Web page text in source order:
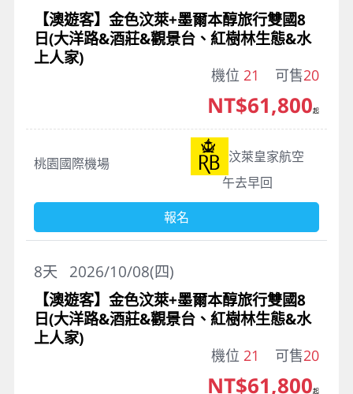
【澳遊客】金色汶萊+墨爾本醇旅行雙國8
日(大洋路&酒莊&觀景台、紅樹林生態&水
上人家)
機位 21 可售20
桃園國際機場
汶萊皇家航空
午去早回
NT$61,800起
報名
2026/10/08(四)
8天
【澳遊客】金色汶萊+墨爾本醇旅行雙國8
日(大洋路&酒莊&觀景台、紅樹林生態&水
上人家)
機位 21 可售20
NT$61,800起